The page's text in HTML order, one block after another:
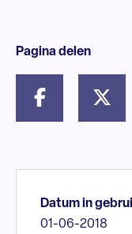
Pagina delen
Datum in
01-06-2018